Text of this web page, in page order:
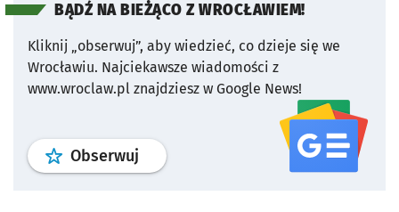
BĄDŹ NA BIEŻĄCO Z WROCŁAWIEM!
Kliknij „obserwuj”, aby wiedzieć, co dzieje się we
Wrocławiu. Najciekawsze wiadomości z
www.wroclaw.pl znajdziesz w Google News!
Obserwuj profil serwisu